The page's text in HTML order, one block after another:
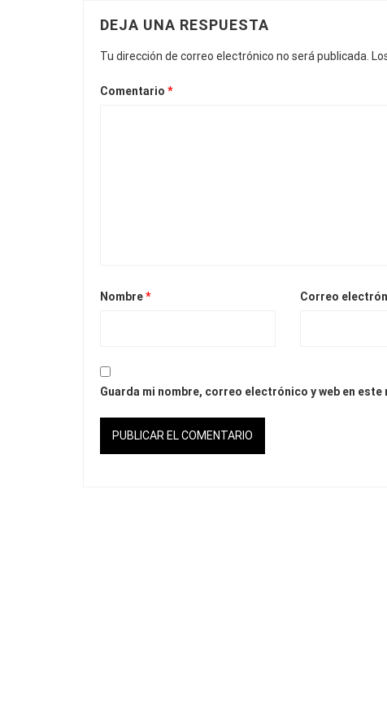
DEJA UNA RESPUESTA
Tu dirección de correo electrónico no será publicada.
Comentario *
Nombre* Correo
Guarda mi nombre, correo electrónico y web en